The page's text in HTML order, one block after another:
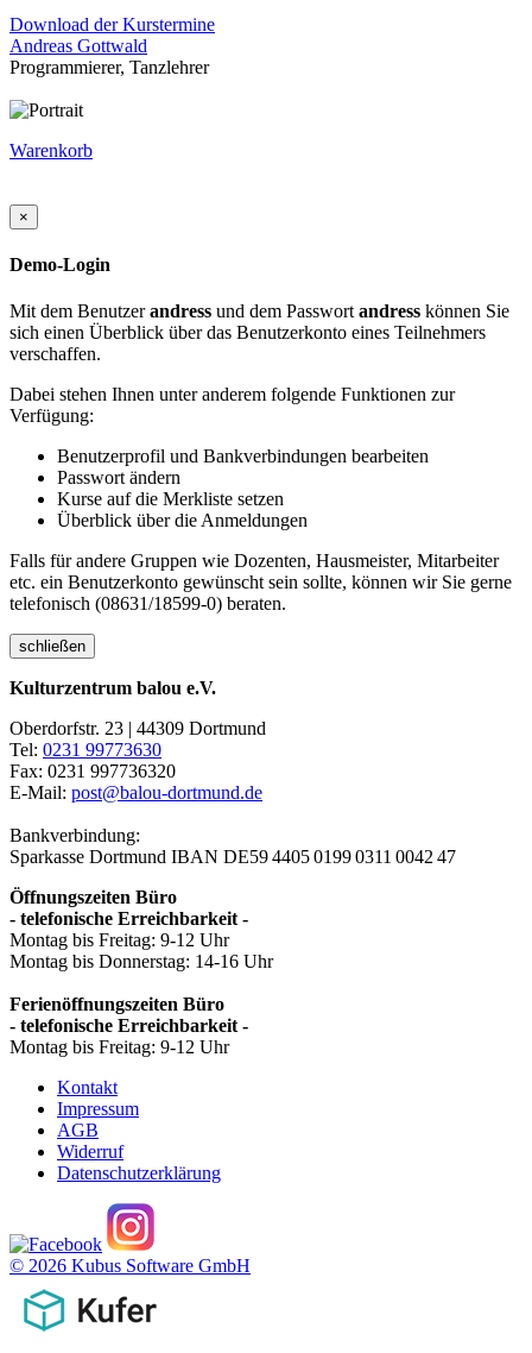
Download der Kurstermine
Andreas Gottwald
Programmierer, Tanzlehrer
Warenkorb
×
Demo-Login
Mit dem Benutzerandress und dem Passwort andress können Sie
sich einen Überblick über das Benutzerkonto eines Teilnehmers
verschaffen.
Dabei stehen Ihnen unter anderem folgende Funktionen zur
Verfügung:
Benutzerprofil und Bankverbindungen bearbeiten
Passwort ändern
Kurse auf die Merkliste setzen
Überblick über die Anmeldungen
Falls für andere Gruppen wie Dozenten, Hausmeister, Mitarbeiter
etc. ein Benutzerkonto gewünscht sein sollte, können wir Sie gerne
telefonisch (08631/18599-0) beraten.
schließen
Kulturzentrum balou e.V.
Oberdorfstr. 23 | 44309 Dortmund
Tel: 0231 99773630
Fax: 0231 997736320
E-Mail: post@balou-dortmund.de
Bankverbindung:
Sparkasse Dortmund IBAN DE59 4405 0199 0311 0042 47
Öffnungszeiten Büro
- telefonische Erreichbarkeit -
Montag bis Freitag: 9-12 Uhr
Montag bis Donnerstag: 14-16 Uhr
Ferienöffnungszeiten Büro
- telefonische Erreichbarkeit -
Montag bis Freitag: 9-12 Uhr
Kontakt
Impressum
AGB
Widerruf
Datenschutzerklärung
© 2026 Kubus Software GmbH